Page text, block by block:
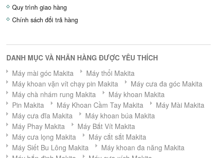
Quy trình giao hàng
Chính sách đổi trả hàng
DANH MỤC VÀ NHÃN HÀNG ĐƯỢC YÊU THÍCH
Máy mài góc Makita
Máy thổi Makita
Máy khoan vặn vít chạy pin Makita
Máy cưa đa góc Makita
Máy chà nhám rung Makita
Máy khoan Makita
Pin Makita
Máy Khoan Cầm Tay Makita
Máy Mài Makita
Máy cưa đĩa Makita
Máy khoan búa Makita
Máy Phay Makita
Máy Bắt Vít Makita
Máy cưa lọng Makita
Máy cắt sắt Makita
Máy Siết Bu Lông Makita
Máy khoan đa năng Makita